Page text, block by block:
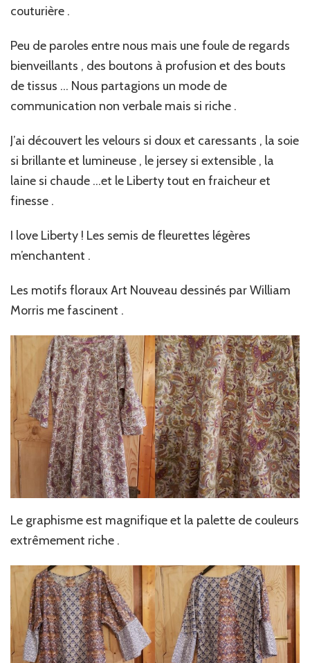
couturière .
Peu de paroles entre nous mais une foule de regards
bienveillants , des boutons à profusion et des bouts
de tissus … Nous partagions un mode de
communication non verbale mais si riche .
J’ai découvert les velours si doux et caressants , la soie
si brillante et lumineuse , le jersey si extensible , la
laine si chaude …et le Liberty tout en fraicheur et
finesse .
I love Liberty ! Les semis de fleurettes légères
m’enchantent .
Les motifs floraux Art Nouveau dessinés par William
Morris me fascinent .
Le graphisme est magnifique et la palette de couleurs
extrêmement riche .